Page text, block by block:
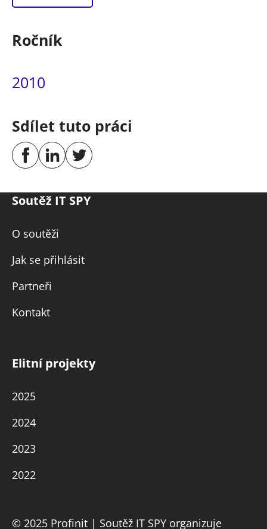
Ročník
2010
Sdílet tuto práci
Soutěž IT SPY
O soutěži
Jak se přihlásit
Partneři
Kontakt
Elitní projekty
2025
2024
2023
2022
© 2025 Profinit | Soutěž IT SPY organizuje